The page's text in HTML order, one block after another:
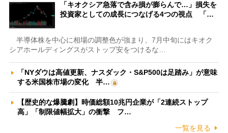
「キオクシア急落で含み損が膨らんで…」損失を
投資家としての成長につなげる4つの視点 「…
半導体株を中心に相場の調整色が強まり、7月中旬にはキオク
シアホールディングスがストップ安をつけるな…
「NYダウは高値更新、ナスダック・S&P500は足踏み」が意味
する米国株市場の変化 半…
【歴史的な爆騰劇】時価総額10兆円企業が「2連続ストップ
高」「制限値幅拡大」の衝撃 フ…
一覧を見る